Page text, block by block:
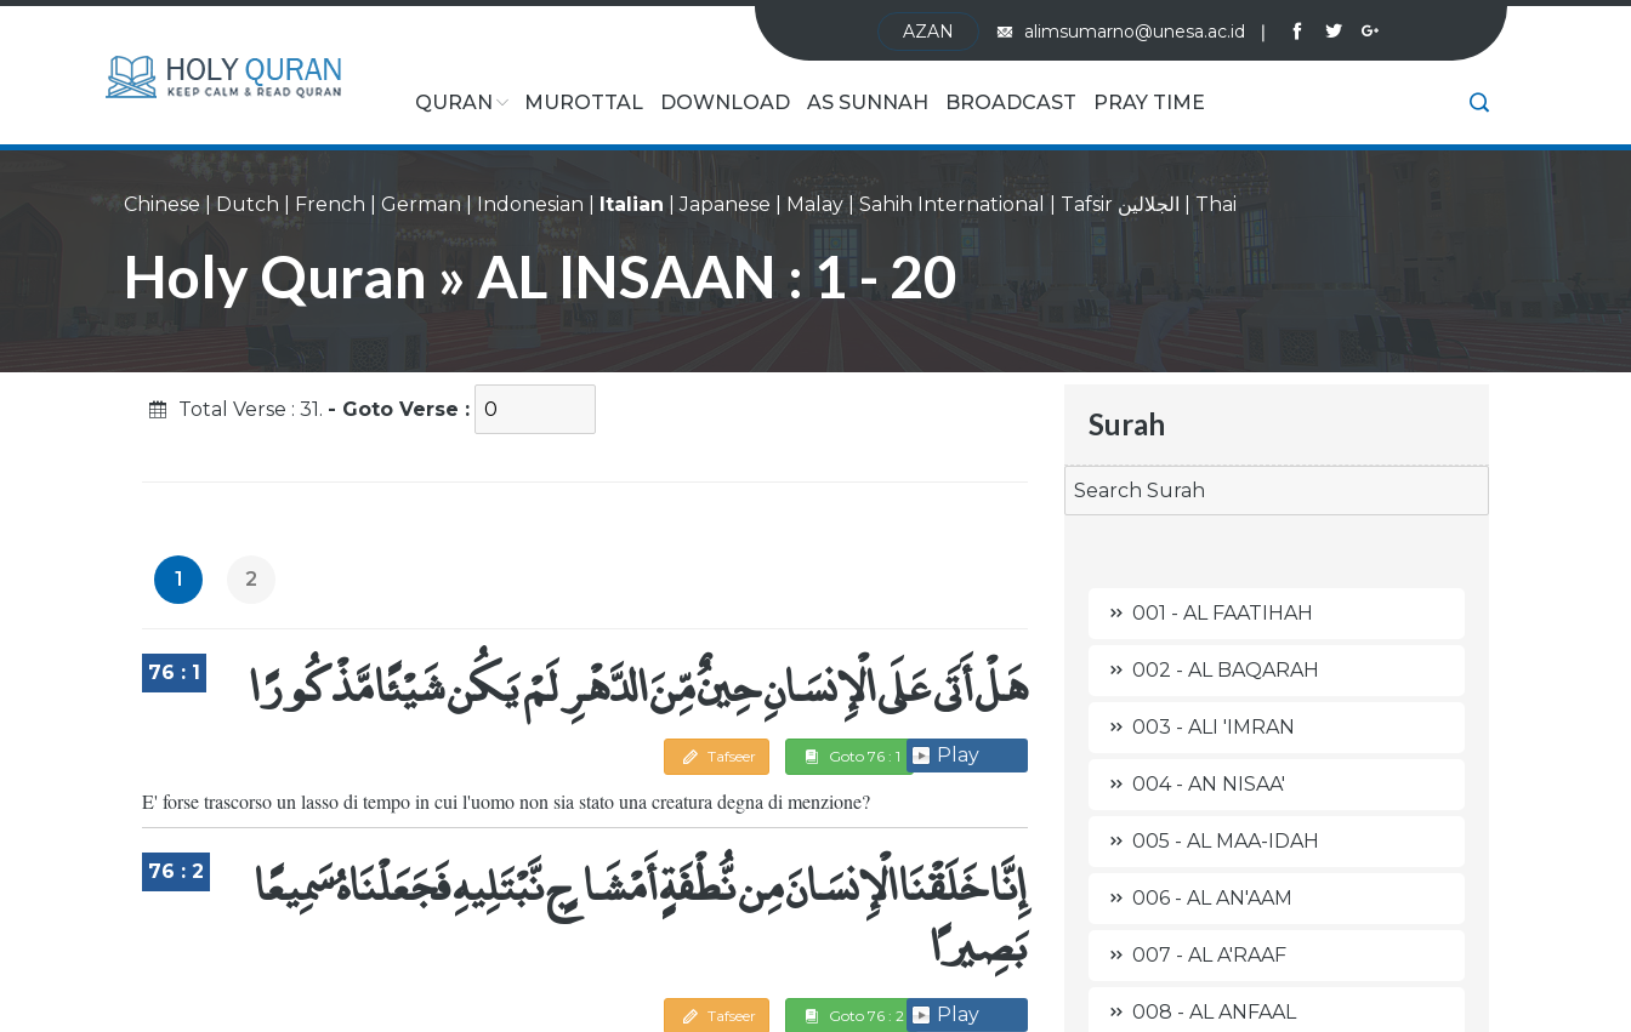
AZAN alimsumarno@unesa.ac.id ❘
QURAN MUROTTAL DOWNLOAD AS SUNNAH BROADCAST PRAY TIME
Chinese Dutch French German |Indonesian Italian |Japanese Malay Sahih International Tafsir الجلالين Thai
Holy Quran » AL INSAAN : 1 - 20
Total Verse : 31. - Goto Verse :
1 2
76 : 1 هَلْ أَتَى عَلَى الْإِنسَانِ حِينٌ مِّنَ الدَّهْرِ لَمْ يَكُن شَيْئًا مَّذْكُورًا
Tafseer Goto 76 : 1 Play
E' forse trascorso un lasso di tempo in cui l'uomo non sia stato una creatura degna di menzione?
76 : 2 إِنَّا خَلَقْنَا الْإِنسَانَ مِن نُّطْفَةٍ أَمْشَاجٍ نَّبْتَلِيهِ فَجَعَلْنَاهُ سَمِيعًا
بَصِيرًا
Tafseer Goto 76 : 2 Play
Surah
001 - AL FAATIHAH
002 - AL BAQARAH
003 - ALI 'IMRAN
004 - AN NISAA'
005 - AL MAA-IDAH
006 - AL AN'AAM
007 - AL A'RAAF
008 - AL ANFAAL